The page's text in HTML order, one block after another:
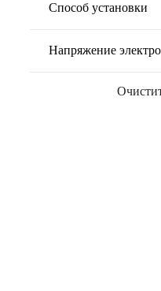
Способ установки
Напряжение